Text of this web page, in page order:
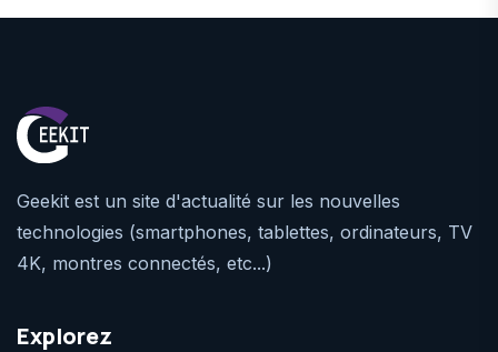
Geekit est un site d'actualité sur les nouvelles
technologies (smartphones, tablettes, ordinateurs, TV
4K, montres connectés, etc...)
Explorez